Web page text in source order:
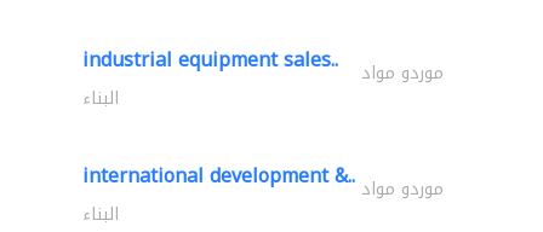
industrial equipment sales.. موردو مواد
البناء
international development &.. موردو مواد
البناء